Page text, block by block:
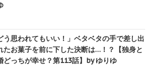
う思われてもいい！」ベタベタの手で差し出
たお菓子を前に下した決断は…！？【独身と
どっちが幸せ？第113話】by ゆりゆ